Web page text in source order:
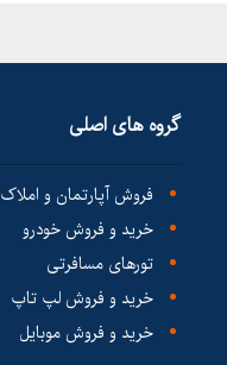
گروه های اصلی
فروش آپارتمان و املاک
خرید و فروش خودرو
تورهای مسافرتی
خرید و فروش لپ تاپ
خرید و فروش موبایل